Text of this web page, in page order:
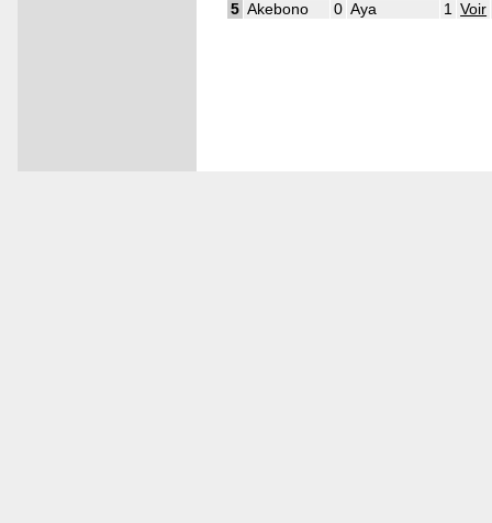
5 Akebono 0 Aya 1 Voir